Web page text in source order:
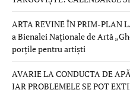
ARTA REVINE ÎN PRIM-PLAN
a Bienalei Naționale de Artă
porțile pentru artiști
AVARIE LA CONDUCTA DE
IAR PROBLEMELE SE POT